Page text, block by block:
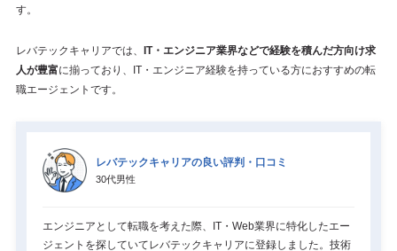
す。
レバテックキャリアでは、
IT・エンジニア業界などで経験を積んだ方向け求
人が豊富に揃っており、IT・エンジニア経験を持っている方におすすめの転
職エージェントです。
レバテックキャリアの良い評判・口コミ
30代男性
エンジニアとして転職を考えた際、IT・Web業界に特化したエー
ジェントを探していてレバテックキャリアに登録しました。技術